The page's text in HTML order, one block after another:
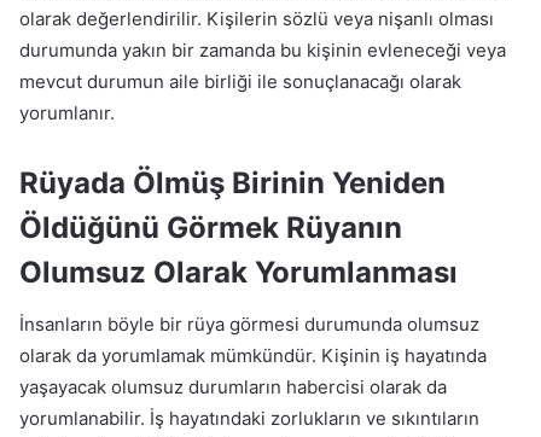
olarak değerlendirilir. Kişilerin sözlü veya nişanlı olması
durumunda yakın bir zamanda bu kişinin evleneceği veya
mevcut durumun aile birliği ile sonuçlanacağı olarak
yorumlanır.
Rüyada Ölmüş Birinin Yeniden
Öldüğünü Görmek Rüyanın
Olumsuz Olarak Yorumlanması
İnsanların böyle bir rüya görmesi durumunda olumsuz
olarak da yorumlamak mümkündür. Kişinin iş hayatında
yaşayacak olumsuz durumların habercisi olarak da
yorumlanabilir. İş hayatındaki zorlukların ve sıkıntıların